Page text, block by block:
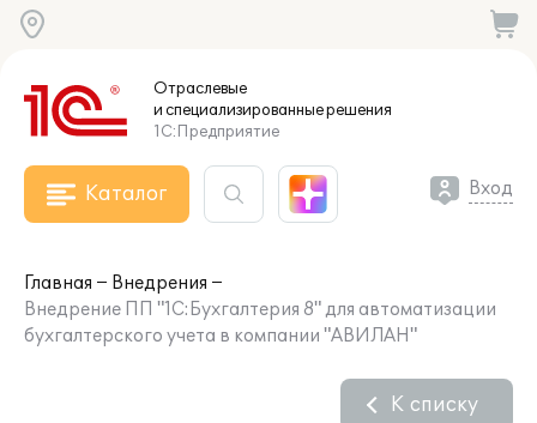
Отраслевые
и специализированныерешения
1С:Предприятие
Каталог Вход
Главная
Внедрения
Внедрение ПП "1С:Бухгалтерия 8" для автоматизации
бухгалтерского учета в компании "АВИЛАН"
К списку